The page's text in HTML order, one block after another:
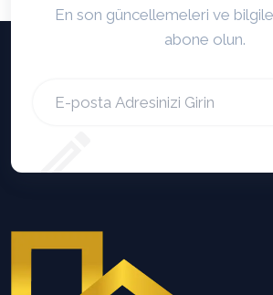
En son güncellemeleri ve
abone olun.